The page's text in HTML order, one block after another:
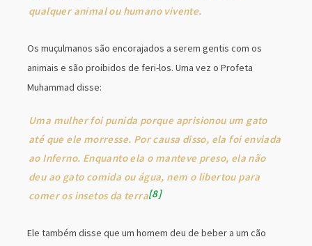
qualquer animal ou humano vivente.
Os muçulmanos são encorajados a serem gentis com os
animais e são proibidos de feri-los. Uma vez o Profeta
Muhammad disse:
Uma mulher foi punida porque aprisionou um gato
até que ele morresse. Por causa disso, ela foi enviada
ao Inferno. Enquanto ela o manteve preso, ela não
deu ao gato comida ou água, nem o libertou para
comer os insetos da terra 8
Ele também disse que um homem deu de beber a um cão